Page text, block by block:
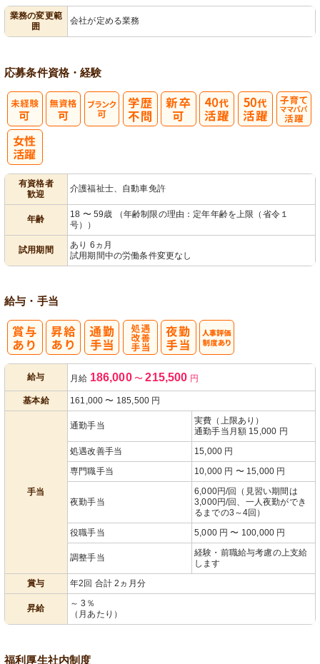
業務の変更範
囲
会社が定める業務
応募条件資格・経験
有資格者
歓迎
介護福祉士、自動車免許
年齢
18 〜 59歳 （年齢制限の理由：定年年齢を上限（省令１
号））
試用期間
あり 6ヵ月
試用期間中の労働条件変更なし
給与・手当
給与 月給 186,000 〜 215,500 円
基本給 161,000 〜 185,500 円
手当
通勤手当
実費（上限あり）
通勤手当月額 15,000 円
処遇改善手当
15,000 円
専門職手当
10,000 円 〜 15,000 円
夜勤手当
6,000円/回（見習い期間は
3,000円/回、一人夜勤ができ
るまでの3～4回）
役職手当
5,000 円 〜 100,000 円
調整手当
経験・前職給与考慮の上支給
します
賞与
年2回 合計 2ヵ月分
昇給
～ 3％
（月あたり）
福利厚生社内制度